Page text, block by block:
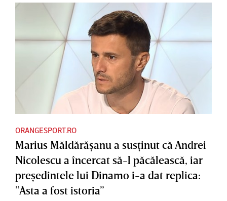
ORANGESPORT.RO
Marius Măldărăşanu a susţinut că Andrei
Nicolescu a încercat să-l păcălească, iar
preşedintele lui Dinamo i-a dat replica:
”Asta a fost istoria”